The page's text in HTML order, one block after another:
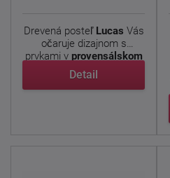
Drevená posteľ Lucas Vás
očaruje dizajnom s
prvkami v provensálskom
...
Detail